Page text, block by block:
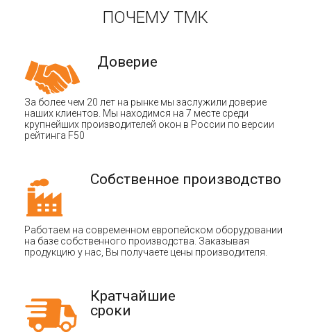
ПОЧЕМУ ТМК
Доверие
За более чем 20 лет на рынке мы заслужили доверие
наших клиентов. Мы находимся на 7 месте среди
крупнейших производителей окон в России по версии
рейтинга F50
Собственное производство
Работаем на современном европейском оборудовании
на базе собственного производства. Заказывая
продукцию у нас, Вы получаете цены производителя.
Кратчайшие
сроки